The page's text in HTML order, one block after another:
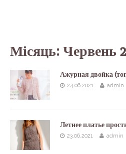
Місяць: Червень
Ажурная двойка
24.06.2021 admin
Летнее платье
23.06.2021 admin